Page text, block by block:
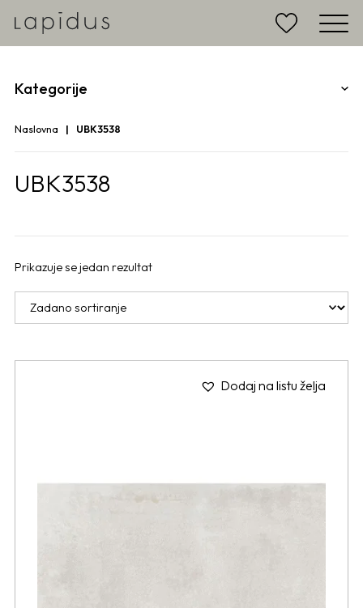
Kategorije
Naslovna UBK3538
UBK3538
Prikazuje se jedan rezultat
Dodaj na listu želja